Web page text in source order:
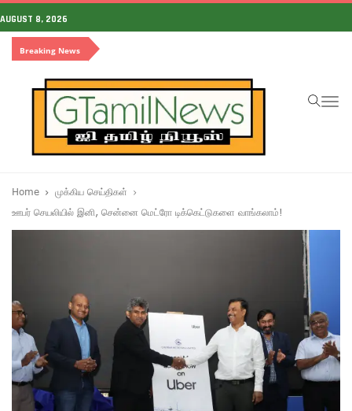
AUGUST 8, 2026
Breaking News
Home
முக்கிய செய்திகள்
ஊபர் செயலியில் இனி, சென்னை மெட்ரோ டிக்கெட்டுகளை வாங்கலாம்!